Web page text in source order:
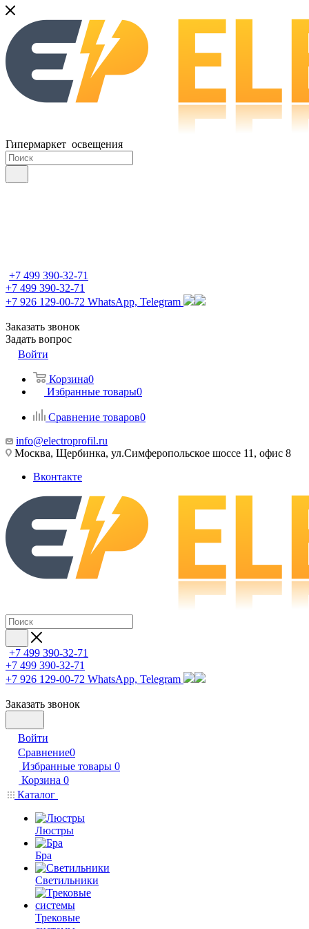
Гипермаркет освещения
+7 499 390-32-71
+7 499 390-32-71
+7 926 129-00-72 WhatsApp, Telegram
Заказать звонок
Задать вопрос
Войти
Корзина0
Избранные товары0
Сравнение товаров0
info@electroprofil.ru
Москва, Щербинка, ул.Симферопольское шоссе 11, офис 8
Вконтакте
+7 499 390-32-71
+7 499 390-32-71
+7 926 129-00-72 WhatsApp, Telegram
Заказать звонок
Войти
Сравнение0
Избранные товары 0
Корзина 0
Каталог
Люстры
Бра
Светильники
Трековые